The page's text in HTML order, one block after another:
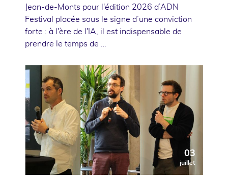
Jean-de-Monts pour l'édition 2026 d’ADN
Festival placée sous le signe d’une conviction
forte : à l'ère de l'IA, il est indispensable de
prendre le temps de …
03
juillet